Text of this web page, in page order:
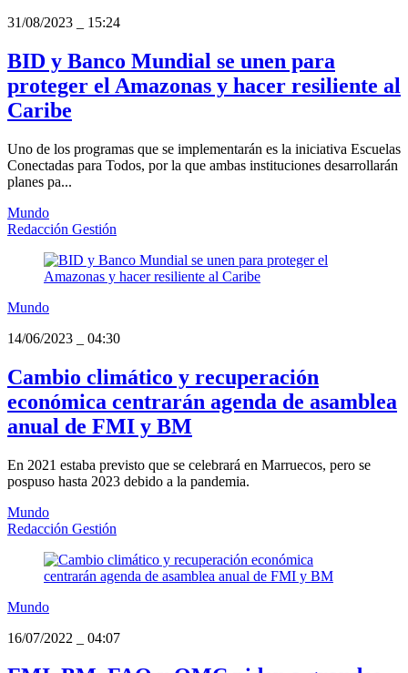
31/08/2023
15:24
BID y Banco Mundial se unen para
proteger el Amazonas y hacer resiliente al
Caribe
Uno de los programas que se implementarán es la iniciativa Escuelas
Conectadas para Todos, por la que ambas instituciones desarrollarán
planes pa...
Mundo
Redacción Gestión
Mundo
14/06/2023
04:30
Cambio climático y recuperación
económica centrarán agenda de asamblea
anual de FMI y BM
En 2021 estaba previsto que se celebrará en Marruecos, pero se
pospuso hasta 2023 debido a la pandemia.
Mundo
Redacción Gestión
Mundo
16/07/2022
04:07